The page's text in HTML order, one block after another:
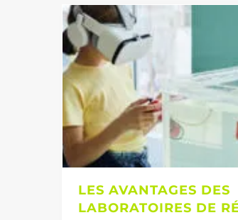
LES AVANTAGES DES
LABORATOIRES DE